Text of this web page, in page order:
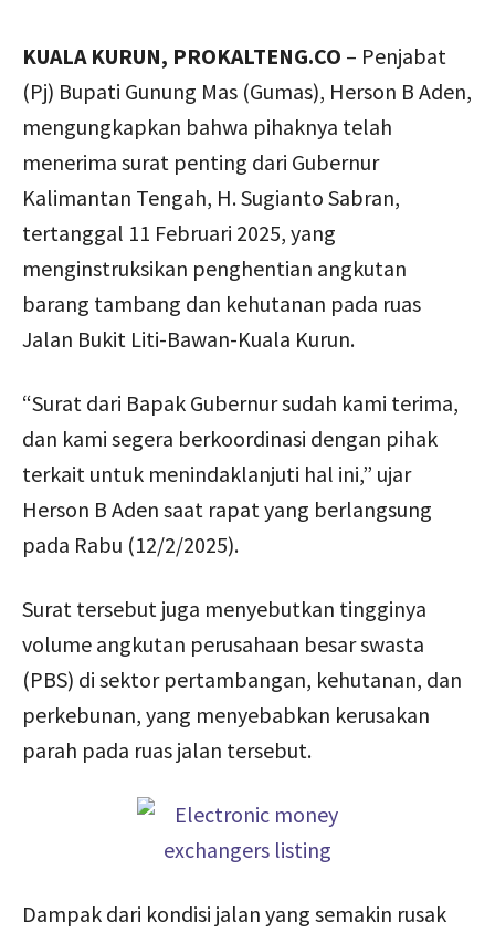
KUALA KURUN, PROKALTENG.CO – Penjabat
(Pj) Bupati Gunung Mas (Gumas), Herson B Aden,
mengungkapkan bahwa pihaknya telah
menerima surat penting dari Gubernur
Kalimantan Tengah, H. Sugianto Sabran,
tertanggal 11 Februari 2025, yang
menginstruksikan penghentian angkutan
barang tambang dan kehutanan pada ruas
Jalan Bukit Liti-Bawan-Kuala Kurun.
“Surat dari Bapak Gubernur sudah kami terima,
dan kami segera berkoordinasi dengan pihak
terkait untuk menindaklanjuti hal ini,” ujar
Herson B Aden saat rapat yang berlangsung
pada Rabu (12/2/2025).
Surat tersebut juga menyebutkan tingginya
volume angkutan perusahaan besar swasta
(PBS) di sektor pertambangan, kehutanan, dan
perkebunan, yang menyebabkan kerusakan
parah pada ruas jalan tersebut.
Dampak dari kondisi jalan yang semakin rusak